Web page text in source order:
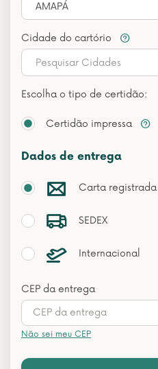
AMAPÁ
Cidade do cartório
Pesquisar Cidades
Escolha o tipo de certidão:
Certidão impressa
Dados de entrega
Carta registrada
SEDEX
Internacional
CEP da entrega
Não sei meu CEP